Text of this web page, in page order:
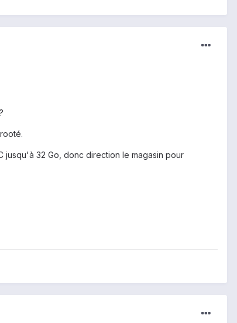
jusqu'à 32 Go, donc direction le magasin pour